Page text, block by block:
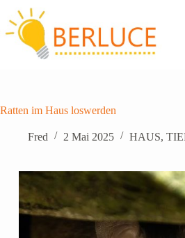
Inhalt
springen
Ratten im Haus loswerden
Fred 2 Mai 2025 HAUS,